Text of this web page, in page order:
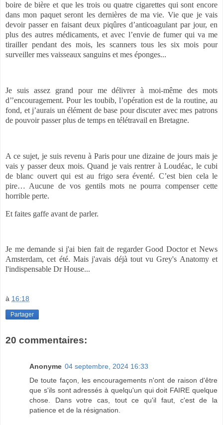
boire de bière et que les trois ou quatre cigarettes qui sont encore
dans mon paquet seront les dernières de ma vie. Vie que je vais
devoir passer en faisant deux piqûres d’anticoagulant par jour, en
plus des autres médicaments, et avec l’envie de fumer qui va me
tirailler pendant des mois, les scanners tous les six mois pour
surveiller mes vaisseaux sanguins et mes éponges...
Je suis assez grand pour me délivrer à moi-même des mots
d’’encouragement. Pour les toubib, l’opération est de la routine, au
fond, et j’aurais un élément de base pour discuter avec mes patrons
de pouvoir passer plus de temps en télétravail en Bretagne.
A ce sujet, je suis revenu à Paris pour une dizaine de jours mais je
vais y passer deux mois. Quand je vais rentrer à Loudéac, le cubi
de blanc ouvert qui est au frigo sera éventé. C’est bien cela le
pire… Aucune de vos gentils mots ne pourra compenser cette
horrible perte.
Et faites gaffe avant de parler.
Je me demande si j'ai bien fait de regarder Good Doctor et News
Amsterdam, cet été. Mais j'avais déjà tout vu Grey's Anatomy et
l'indispensable Dr House...
à 16:18
Partager
20 commentaires:
Anonyme 04 septembre, 2024 16:33
De toute façon, les encouragements n'ont de raison d'être
que s'ils sont adressés à quelqu'un qui doit FAIRE quelque
chose. Dans votre cas, tout ce qu'il faut, c'est de la
patience et de la résignation.